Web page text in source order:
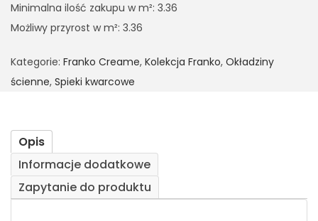
Minimalna ilość zakupu w m²: 3.36
Możliwy przyrost w m²: 3.36
Kategorie: Franko Creame, Kolekcja Franko, Okładziny
ścienne, Spieki kwarcowe
Opis
Informacje dodatkowe
Zapytanie do produktu